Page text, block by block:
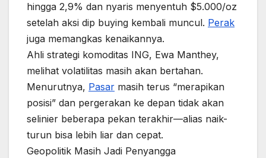
hingga 2,9% dan nyaris menyentuh $5.000/oz
setelah aksi dip buying kembali muncul. Perak
juga memangkas kenaikannya.
Ahli strategi komoditas ING, Ewa Manthey,
melihat volatilitas masih akan bertahan.
Menurutnya, Pasar masih terus “merapikan
posisi” dan pergerakan ke depan tidak akan
selinier beberapa pekan terakhir—alias naik-
turun bisa lebih liar dan cepat.
Geopolitik Masih Jadi Penyangga